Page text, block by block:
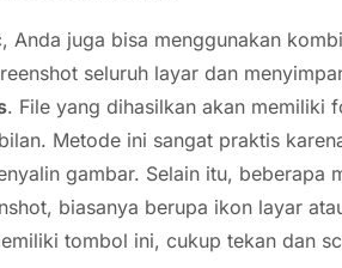
Anda juga bisa menggunakan
seluruh layar dan
. File yang dihasilkan akan memiliki
Metode ini sangat praktis
gambar. Selain itu,
biasanya berupa ikon layar
tombol ini, cukup tekan dan